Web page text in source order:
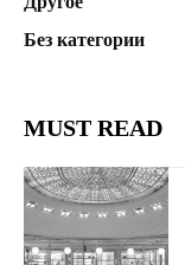
Без категории
MUST READ